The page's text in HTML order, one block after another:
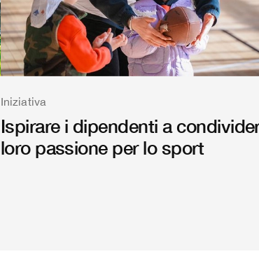
Iniziativa
Ispirare i dipendenti a
loro passione per lo sport